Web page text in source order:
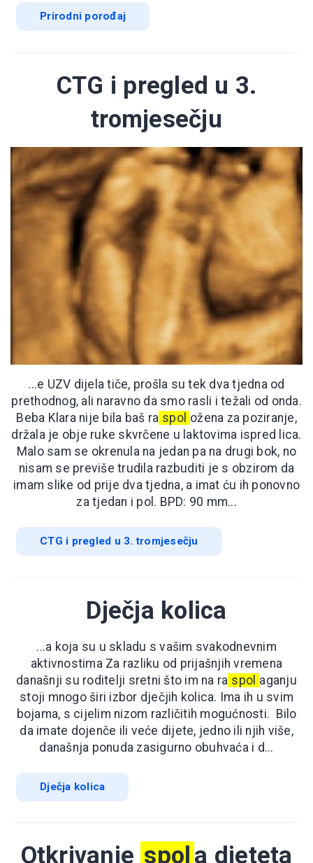
Prirodni porođaj
CTG i pregled u 3.
tromjesečju
...e UZV dijela tiče, prošla su tek dva tjedna od
prethodnog, ali naravno da smo rasli i težali od onda.
Beba Klara nije bila baš ra spol ožena za poziranje,
držala je obje ruke skvrčene u laktovima ispred lica.
Malo sam se okrenula na jedan pa na drugi bok, no
nisam se previše trudila razbuditi je s obzirom da
imam slike od prije dva tjedna, a imat ću ih ponovno
za tjedan i pol. BPD: 90 mm...
CTG i pregled u 3. tromjesečju
Dječja kolica
...a koja su u skladu s vašim svakodnevnim
aktivnostima Za razliku od prijašnjih vremena
današnji su roditelji sretni što im na ra spol aganju
stoji mnogo širi izbor dječjih kolica. Ima ih u svim
bojama, s cijelim nizom različitih mogućnosti. Bilo
da imate dojenče ili veće dijete, jedno ili njih više,
današnja ponuda zasigurno obuhvaća i d...
Dječja kolica
Otkrivanje spol a djeteta